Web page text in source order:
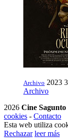
Archivo 2023
Archivo
2026 Cine Sagunto
cookies - Contacto
Esta web utiliza
Rechazar leer más